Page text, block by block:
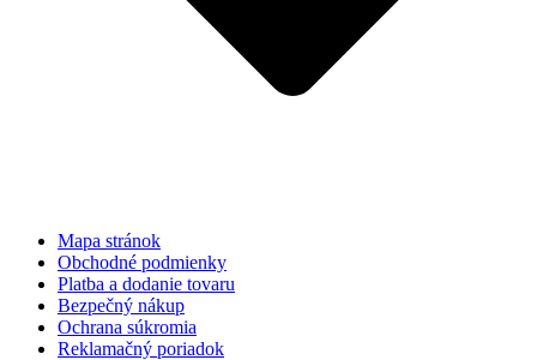
Mapa stránok
Obchodné podmienky
Platba a dodanie tovaru
Bezpečný nákup
Ochrana súkromia
Reklamačný poriadok